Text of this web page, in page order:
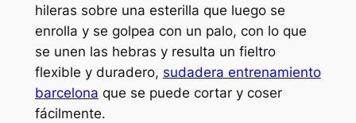
hileras sobre una esterilla que luego se
enrolla y se golpea con un palo, con lo que
se unen las hebras y resulta un fieltro
flexible y duradero, sudadera entrenamiento
barcelona que se puede cortar y coser
fácilmente.